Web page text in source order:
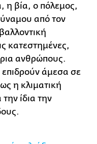
η βία, ο πόλεμος,
από τον
κατεστημένες,
ανθρώπους.
άμεσα σε
η κλιματική
ίδια την